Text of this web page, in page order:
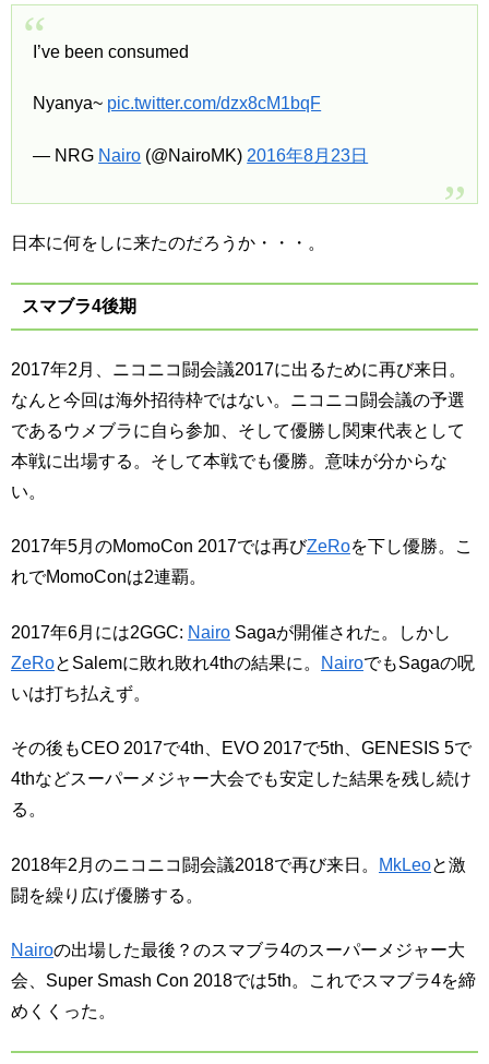
I’ve been consumed
Nyanya~ pic.twitter.com/dzx8cM1bqF
— NRG Nairo (@NairoMK) 2016年8月23日
日本に何をしに来たのだろうか・・・。
スマブラ4後期
2017年2月、ニコニコ闘会議2017に出るために再び来日。
なんと今回は海外招待枠ではない。ニコニコ闘会議の予選
であるウメブラに自ら参加、そして優勝し関東代表として
本戦に出場する。そして本戦でも優勝。意味が分からな
い。
2017年5月のMomoCon 2017では再びZeRoを下し優勝。こ
れでMomoConは2連覇。
2017年6月には2GGC: Nairo Sagaが開催された。しかし
ZeRoとSalemに敗れ敗れ4thの結果に。 NairoでもSagaの呪
いは打ち払えず。
その後もCEO 2017で4th、EVO 2017で5th、GENESIS 5で
4thなどスーパーメジャー大会でも安定した結果を残し続け
る。
2018年2月のニコニコ闘会議2018で再び来日。 MkLeoと激
闘を繰り広げ優勝する。
Nairoの出場した最後？のスマブラ4のスーパーメジャー大
会、Super Smash Con 2018では5th。これでスマブラ4を締
めくくった。